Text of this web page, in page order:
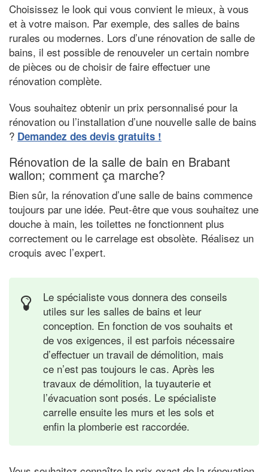
Choisissez le look qui vous convient le mieux, à vous
et à votre maison. Par exemple, des salles de bains
rurales ou modernes. Lors d’une rénovation de salle de
bains, il est possible de renouveler un certain nombre
de pièces ou de choisir de faire effectuer une
rénovation complète.
Vous souhaitez obtenir un prix personnalisé pour la
rénovation ou l’installation d’une nouvelle salle de bains
? Demandez des devis gratuits !
Rénovation de la salle de bain en Brabant
wallon; comment ça marche?
Bien sûr, la rénovation d’une salle de bains commence
toujours par une idée. Peut-être que vous souhaitez une
douche à main, les toilettes ne fonctionnent plus
correctement ou le carrelage est obsolète. Réalisez un
croquis avec l’expert.
Le spécialiste vous donnera des conseils
utiles sur les salles de bains et leur
conception. En fonction de vos souhaits et
de vos exigences, il est parfois nécessaire
d’effectuer un travail de démolition, mais
ce n’est pas toujours le cas. Après les
travaux de démolition, la tuyauterie et
l’évacuation sont posés. Le spécialiste
carrelle ensuite les murs et les sols et
enfin la plomberie est raccordée.